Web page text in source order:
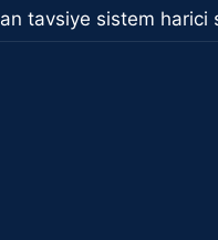
tavsiye sistem harici